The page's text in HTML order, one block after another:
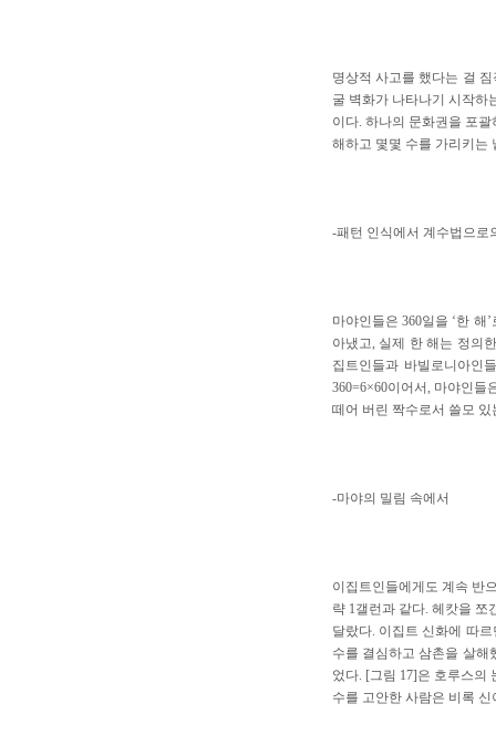
명상적 사고를 했다는 걸
굴 벽화가 나타나기 시작하
이다. 하나의 문화권을 포
해하고 몇몇 수를 가리키는
-패턴 인식에서 계수법으로
마야인들은 360일을 ‘한
아냈고, 실제 한 해는 정의
집트인들과 바빌로니아인
360=6×60이어서, 마야인
떼어 버린 짝수로서 쓸모
-마야의 밀림 속에서
이집트인들에게도 계속 반
략 1갤런과 같다. 헤캇을 쪼
달랐다. 이집트 신화에 따
수를 결심하고 삼촌을 살해
었다. [그림 17]은 호루스의
수를 고안한 사람은 비록